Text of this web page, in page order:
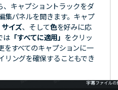
キャプショントラックをダ
集パネルを開きます。キャプ
サイズ、そして色を好みに応
は 「すべてに適用」 をクリッ
をすべてのキャプションに一
リングを確保することもでき